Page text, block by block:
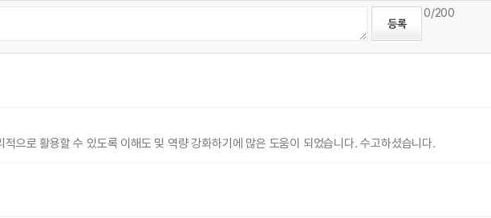
0/200
으로 활용할 수 있도록 이해도 및 역량 강화하기에 많은 도움이 되었습니다. 수고하셨습니다.